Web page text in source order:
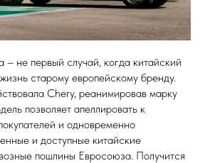
не первый случай, когда китайский
старому европейскому бренду.
Chery, реанимировав марку
позволяет апеллировать к
и одновременно
и доступные китайские
пошлины Евросоюза. Получится